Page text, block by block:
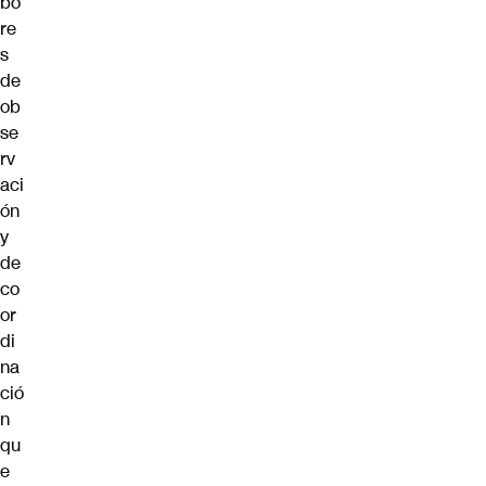
re
s
de
ob
se
rv
aci
ón
y
de
co
or
di
na
ció
n
qu
e